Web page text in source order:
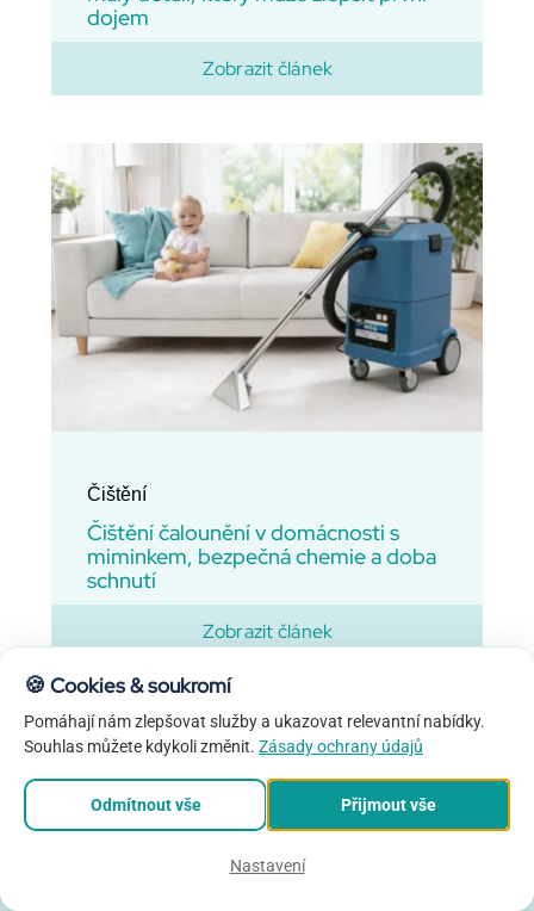
dojem
Zobrazit článek
Čištění
Čištění čalounění v domácnosti s
miminkem, bezpečná chemie a doba
schnutí
Zobrazit článek
Objednat čištění
Domů
Čištění běžných koberců
Čištění vlněných koberců
Čištění pro firmy
Impregnace
Naše technika
Reference
Časté otázky
🍪 Cookies & soukromí
Pomáhají nám zlepšovat služby a ukazovat relevantní nabídky.
Souhlas můžete kdykoli změnit. Zásady ochrany údajů
Odmítnout vše Přijmout vše
Nastavení